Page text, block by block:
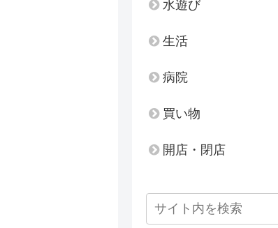
水遊び
生活
病院
買い物
開店・閉店